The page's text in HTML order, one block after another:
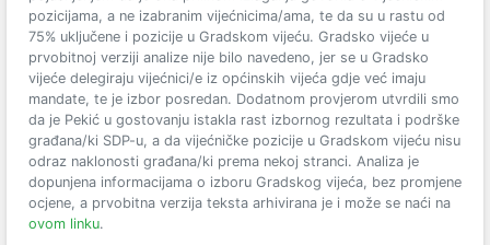
pozicijama, a ne izabranim vijećnicima/ama, te da su u rastu od
75% uključene i pozicije u Gradskom vijeću. Gradsko vijeće u
prvobitnoj verziji analize nije bilo navedeno, jer se u Gradsko
vijeće delegiraju vijećnici/e iz općinskih vijeća gdje već imaju
mandate, te je izbor posredan. Dodatnom provjerom utvrdili smo
da je Pekić u gostovanju istakla rast izbornog rezultata i podrške
građana/ki SDP-u, a da vijećničke pozicije u Gradskom vijeću nisu
odraz naklonosti građana/ki prema nekoj stranci. Analiza je
dopunjena informacijama o izboru Gradskog vijeća, bez promjene
ocjene, a prvobitna verzija teksta arhivirana je i može se naći na
ovom linku.